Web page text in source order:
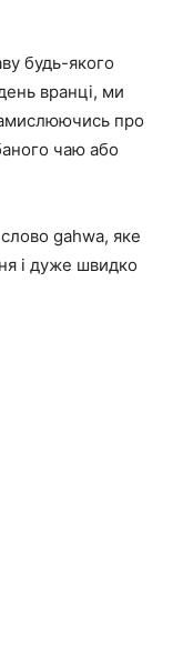
будь-якого
вранці, ми
про
чаю або
gahwa, яке
і дуже швидко